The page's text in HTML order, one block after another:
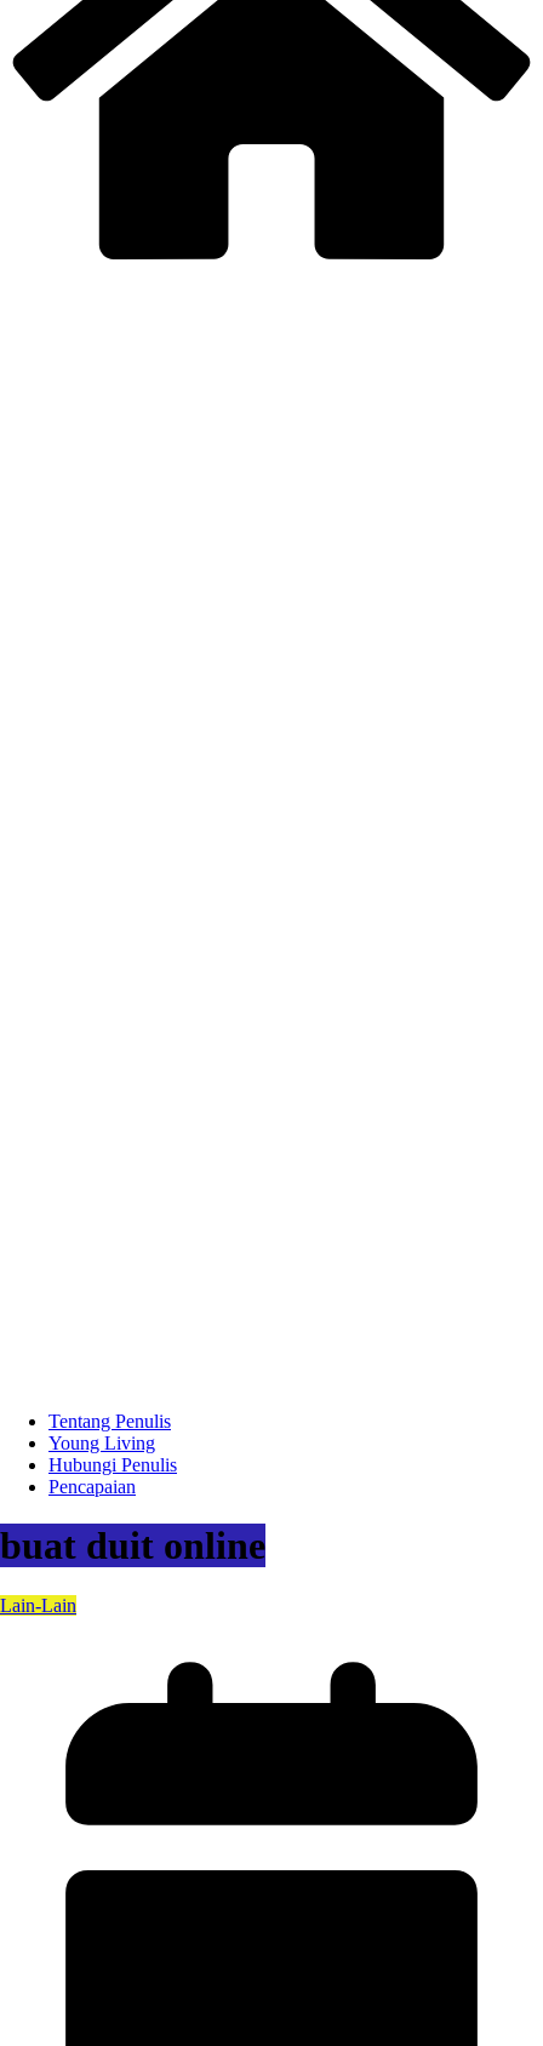
Tentang Penulis
Young Living
Hubungi Penulis
Pencapaian
buat duit online
Lain-Lain